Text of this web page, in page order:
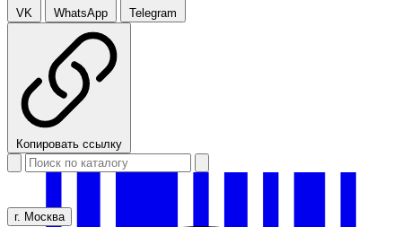
VK WhatsApp Telegram
Копировать ссылку